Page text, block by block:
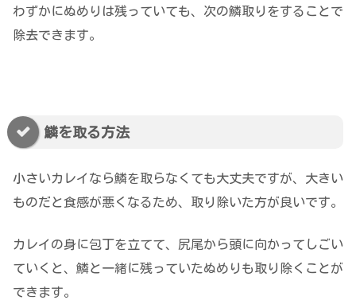
わずかにぬめりは残っていても、次の鱗取りをすることで
除去できます。
鱗を取る方法
小さいカレイなら鱗を取らなくても大丈夫ですが、大きい
ものだと食感が悪くなるため、取り除いた方が良いです。
カレイの身に包丁を立てて、尻尾から頭に向かってしごい
ていくと、鱗と一緒に残っていたぬめりも取り除くことが
できます。